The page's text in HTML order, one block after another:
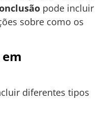
pode incluir
sobre como os
diferentes tipos